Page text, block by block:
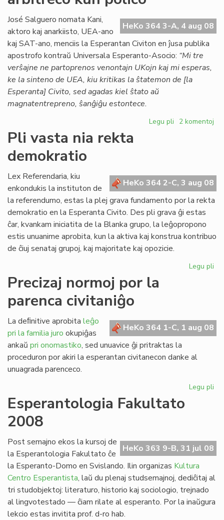
HeKo 364 3-A, 4 aug 08
José Salguero nomata Kani,
aktoro kaj anarkiisto, UEA-ano
kaj SAT-ano, menciis la Esperantan Civiton en ĵusa publika
apostrofo kontraŭ Universala Esperanto-Asocio: “Mi tre
verŝajne ne partoprenos venontajn UKojn kaj mi esperas,
ke la sinteno de UEA, kiu kritikas la ŝtatemon de [la
Esperanta] Civito, sed agadas kiel ŝtato aŭ
magnatentrepreno, ŝanĝiĝu estontece.
Legu pli pri
arbitreco
kun
polico
2 komentoj
Pli vasta nia rekta
demokratio
HeKo 364 2-C, 3 aug 08
Lex Referendaria, kiu
enkondukis la instituton de
la referendumo, estas la plej grava fundamento por la rekta
demokratio en la Esperanta Civito. Des pli grava ĝi estas
ĉar, kvankam iniciatita de la Blanka grupo, la leĝopropono
estis unuanime aprobita, kun la aktiva kaj konstrua kontribuo
de ĉiuj senataj grupoj, kaj majoritate kaj opozicie.
Legu pli
Precizaj normoj por la
parenca civitaniĝo
HeKo 364 1-C, 1 aug 08
La deﬁnitive aprobita leĝo
pri la familia juro okupiĝas
ankaŭ pri onomastiko, sed unuavice ĝi pritraktas la
proceduron por akiri la esperantan civitanecon danke al
unuagrada parenceco.
Legu pli
Esperantologia Fakultato
2008
HeKo 363 9-B, 31 jul 08
Post semajno ekos la kursoj de
la Esperantologia Fakultato ĉe
la Esperanto-Domo en Svislando. Ilin organizas Kultura
Centro Esperantista, laŭ du plenaj studsemajnoj, dediĉitaj al
tri studobjektoj: literaturo, historio kaj sociologio, trejnado
al lingvotestado — ĉiam rilate al esperanto. Por la inaŭgura
lekcio estas invitita prof. d-ro hab.